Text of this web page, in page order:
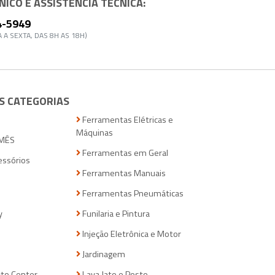
5949
A SEXTA, DAS 8H AS 18H)
CATEGORIAS
Ferramentas Elétricas e
Máquinas
Ferramentas em Geral
Ferramentas Manuais
Ferramentas Pneumáticas
Funilaria e Pintura
Injeção Eletrônica e Motor
Jardinagem